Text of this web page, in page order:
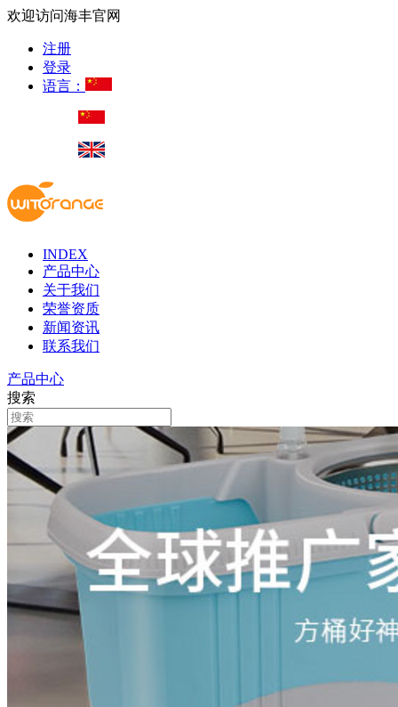
欢迎访问海丰官网
注册
登录
语言：
INDEX
产品中心
关于我们
荣誉资质
新闻资讯
联系我们
产品中心
搜索